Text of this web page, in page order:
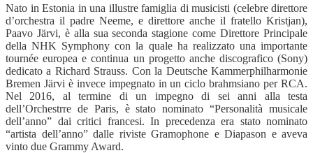
Nato in Estonia in una illustre famiglia di musicisti (celebre direttore
d’orchestra il padre Neeme, e direttore anche il fratello Kristjan),
Paavo Järvi, è alla sua seconda stagione come Direttore Principale
della NHK Symphony con la quale ha realizzato una importante
tournée europea e continua un progetto anche discografico (Sony)
dedicato a Richard Strauss. Con la Deutsche Kammerphilharmonie
Bremen Järvi è invece impegnato in un ciclo brahmsiano per RCA.
Nel 2016, al termine di un impegno di sei anni alla testa
dell’Orchestrre de Paris, è stato nominato “Personalità musicale
dell’anno” dai critici francesi. In precedenza era stato nominato
“artista dell’anno” dalle riviste Gramophone e Diapason e aveva
vinto due Grammy Award.